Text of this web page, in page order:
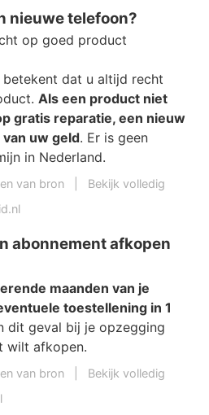
nieuwe telefoon?
op goed product
dat u altijd recht
Als een product niet
gratis reparatie, een nieuw
uw geld. Er is geen
in Nederland.
van bron
Bekijk volledig
abonnement afkopen
maanden van je
toestellening in 1
dit geval bij je opzegging
wilt afkopen.
van bron
Bekijk volledig